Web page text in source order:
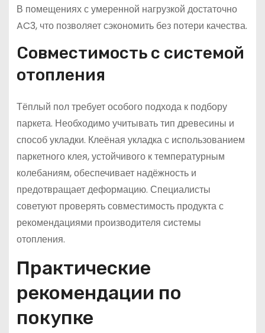
В помещениях с умеренной нагрузкой достаточно
AC3, что позволяет сэкономить без потери качества.
Совместимость с системой
отопления
Тёплый пол требует особого подхода к подбору
паркета. Необходимо учитывать тип древесины и
способ укладки. Клеёная укладка с использованием
паркетного клея, устойчивого к температурным
колебаниям, обеспечивает надёжность и
предотвращает деформацию. Специалисты
советуют проверять совместимость продукта с
рекомендациями производителя системы
отопления.
Практические
рекомендации по
покупке